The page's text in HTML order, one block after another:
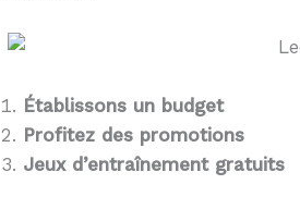
Établissons un budget
Profitez des promotions
Jeux d’entraînement gratuits